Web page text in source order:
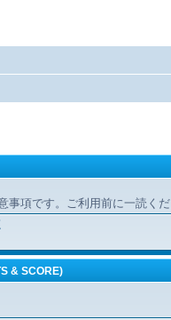
事項です。ご利用前に一読く
& SCORE)